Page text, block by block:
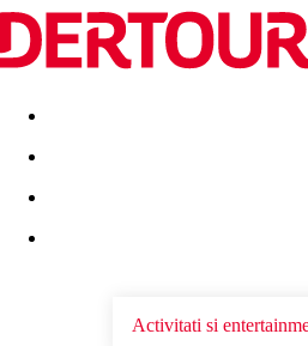
Destinatii Vacanta perfecta
Activitati si